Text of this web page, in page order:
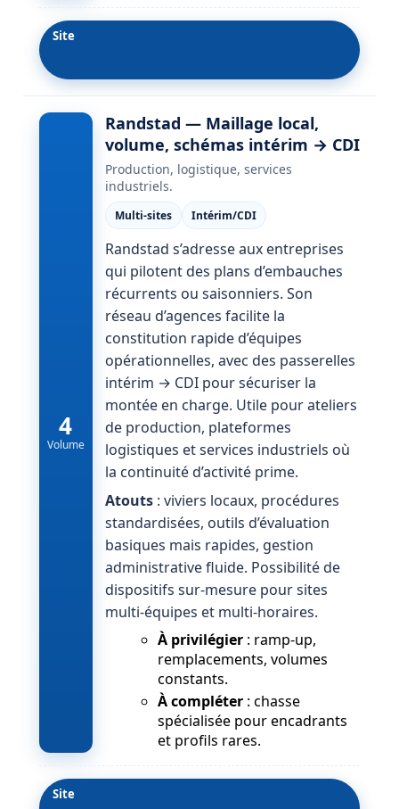
Site
4
Volume
Randstad — Maillage local,
volume, schémas intérim → CDI
Production, logistique, services
industriels.
Multi-sites Intérim/CDI
Randstad s’adresse aux entreprises
qui pilotent des plans d’embauches
récurrents ou saisonniers. Son
réseau d’agences facilite la
constitution rapide d’équipes
opérationnelles, avec des passerelles
intérim → CDI pour sécuriser la
montée en charge. Utile pour ateliers
de production, plateformes
logistiques et services industriels où
la continuité d’activité prime.
Atouts: viviers locaux, procédures
standardisées, outils d’évaluation
basiques mais rapides, gestion
administrative fluide. Possibilité de
dispositifs sur-mesure pour sites
multi-équipes et multi-horaires.
À privilégier : ramp-up,
remplacements, volumes
constants.
À compléter : chasse
spécialisée pour encadrants
et profils rares.
Site